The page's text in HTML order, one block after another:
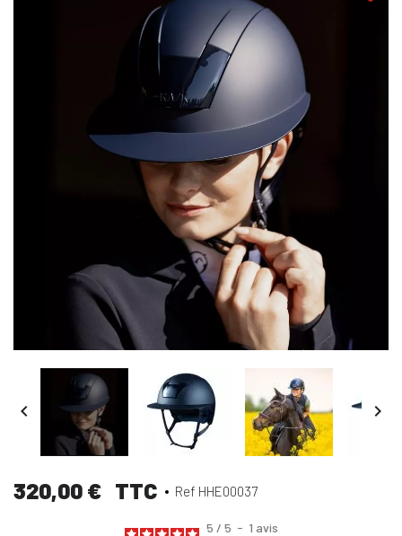
 
320,00 € TTC Ref HHE00037
5 / 5 - 1 avis